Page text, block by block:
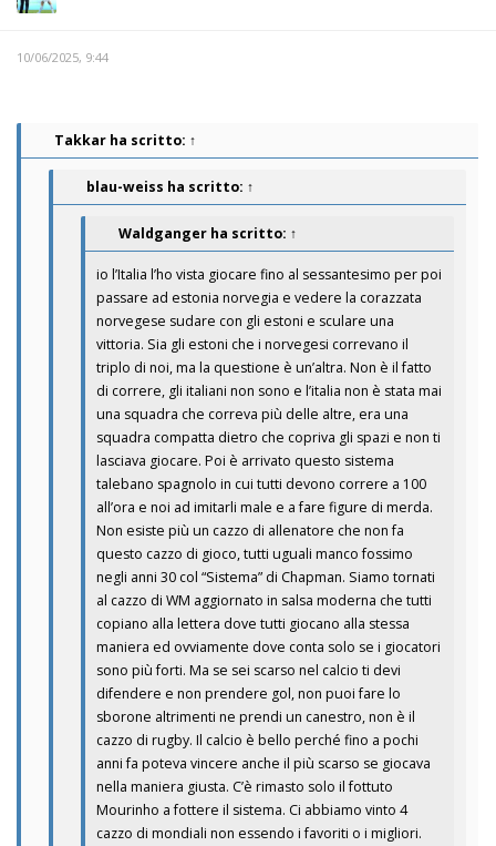
10/06/2025, 9:44
Takkar ha scritto: ↑
blau-weiss ha scritto: ↑
Waldganger ha scritto: ↑
io l’Italia l’ho vista giocare fino al sessantesimo per poi
passare ad estonia norvegia e vedere la corazzata
norvegese sudare con gli estoni e sculare una
vittoria. Sia gli estoni che i norvegesi correvano il
triplo di noi, ma la questione è un’altra. Non è il fatto
di correre, gli italiani non sono e l’italia non è stata mai
una squadra che correva più delle altre, era una
squadra compatta dietro che copriva gli spazi e non ti
lasciava giocare. Poi è arrivato questo sistema
talebano spagnolo in cui tutti devono correre a 100
all’ora e noi ad imitarli male e a fare figure di merda.
Non esiste più un cazzo di allenatore che non fa
questo cazzo di gioco, tutti uguali manco fossimo
negli anni 30 col “Sistema” di Chapman. Siamo tornati
al cazzo di WM aggiornato in salsa moderna che tutti
copiano alla lettera dove tutti giocano alla stessa
maniera ed ovviamente dove conta solo se i giocatori
sono più forti. Ma se sei scarso nel calcio ti devi
difendere e non prendere gol, non puoi fare lo
sborone altrimenti ne prendi un canestro, non è il
cazzo di rugby. Il calcio è bello perché fino a pochi
anni fa poteva vincere anche il più scarso se giocava
nella maniera giusta. C’è rimasto solo il fottuto
Mourinho a fottere il sistema. Ci abbiamo vinto 4
cazzo di mondiali non essendo i favoriti o i migliori.